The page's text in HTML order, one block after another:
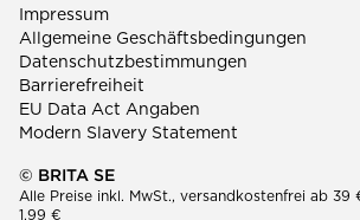
Impressum
Allgemeine Geschäftsbedingungen
Datenschutzbestimmungen
Barrierefreiheit
EU Data Act Angaben
Modern Slavery Statement
© BRITA SE
Alle Preise inkl. MwSt., versandkostenfrei ab 39
1,99 €